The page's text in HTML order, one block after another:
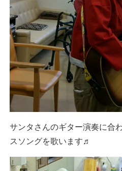
サンタさんのギター演奏に合
スソングを歌います♬